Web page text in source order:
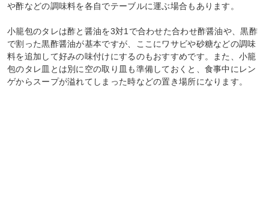
や酢などの調味料を各自でテーブルに運ぶ場合もあります。
小籠包のタレは酢と醤油を3対1で合わせた合わせ酢醤油や、黒酢
で割った黒酢醤油が基本ですが、ここにワサビや砂糖などの調味
料を追加して好みの味付けにするのもおすすめです。また、小籠
包のタレ皿とは別に空の取り皿も準備しておくと、食事中にレン
ゲからスープが溢れてしまった時などの置き場所になります。